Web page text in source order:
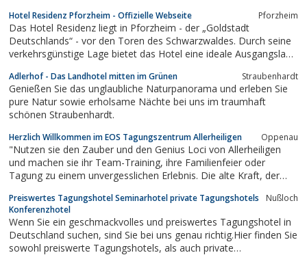
Wellnessbereich, unser Restaurant "Vier Täler" und am Abend
unsere Kaminbar mit Live-Piano-Musik sind...
Hotel Residenz Pforzheim - Offizielle Webseite Pforzheim
Das Hotel Residenz liegt in Pforzheim - der „Goldstadt
Deutschlands“ - vor den Toren des Schwarzwaldes. Durch seine
verkehrsgünstige Lage bietet das Hotel eine ideale Ausgangslage
Adlerhof - Das Landhotel mitten im Grünen Straubenhardt
Genießen Sie das unglaubliche Naturpanorama und erleben Sie
pure Natur sowie erholsame Nächte bei uns im traumhaft
schönen Straubenhardt.
Herzlich Willkommen im EOS Tagungszentrum Allerheiligen Oppenau
"Nutzen sie den Zauber und den Genius Loci von Allerheiligen
und machen sie ihr Team-Training, ihre Familienfeier oder
Tagung zu einem unvergesslichen Erlebnis. Die alte Kraft, der
beispielsweise auch, dass Allerheiligen
Preiswertes Tagungshotel Seminarhotel private Tagungshotels
Konferenzhotel
Nußloch
Wenn Sie ein geschmackvolles und preiswertes Tagungshotel in
Deutschland suchen, sind Sie bei uns genau richtig.Hier finden Sie
sowohl preiswerte Tagungshotels, als auch private